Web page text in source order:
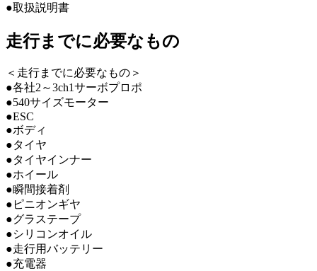
●取扱説明書
走行までに必要なもの
＜走行までに必要なもの＞
●各社2～3ch1サーボプロポ
●540サイズモーター
●ESC
●ボディ
●タイヤ
●タイヤインナー
●ホイール
●瞬間接着剤
●ピニオンギヤ
●グラステープ
●シリコンオイル
●走行用バッテリー
●充電器